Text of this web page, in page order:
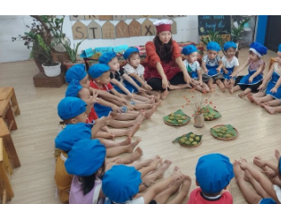
THỂ THAO
GIÁO DỤC
Y TẾ
KHOA HỌC - CÔNG NGHỆ
MÔI TRƯỜNG